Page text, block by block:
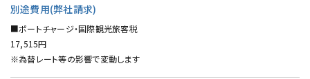
別途費用(弊社請求)
■ポートチャージ・国際観光旅客税
17,515円
※為替レート等の影響で変動します